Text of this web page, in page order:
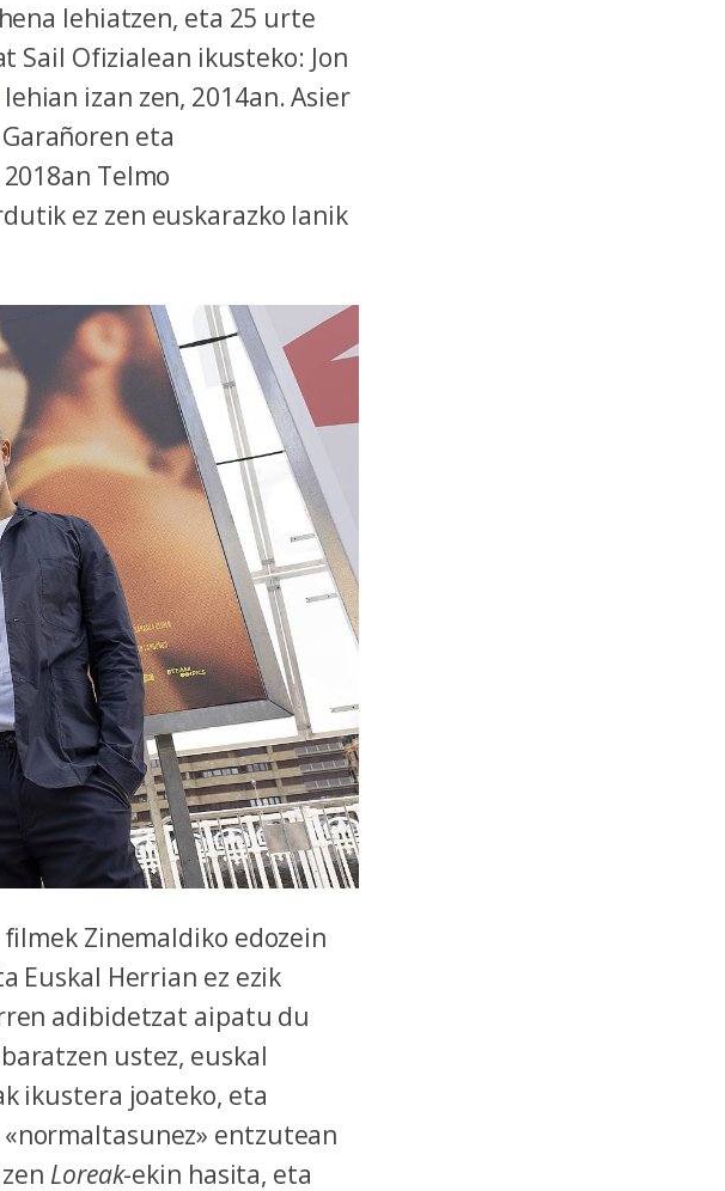
lehiatzen, eta 25 urte
Sail Ofizialean ikusteko: Jon
izan zen, 2014an. Asier
eta
Telmo
ez zen euskarazko lanik
Zinemaldiko edozein
Euskal Herrian ez ezik
adibidetzat aipatu du
ustez, euskal
ikustera joateko, eta
entzutean
Loreak-ekin hasita, eta